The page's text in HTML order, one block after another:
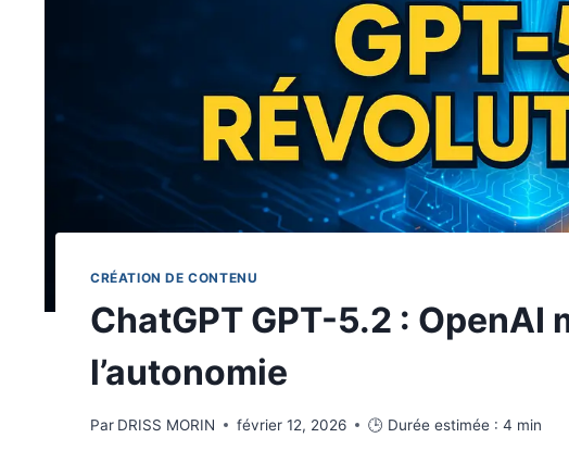
CRÉATION DE CONTENU
ChatGPT GPT-5.2 :
l’autonomie
Par DRISS MORIN février 12, 2026 🕒 Durée estimée : 4 min